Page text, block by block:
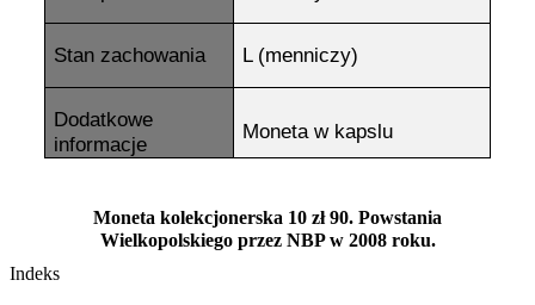
Stan zachowania L (menniczy)
Dodatkowe
informacje
Moneta w kapslu
Moneta kolekcjonerska 10 zł 90. Powstania
Wielkopolskiego przez NBP w 2008 roku.
Indeks